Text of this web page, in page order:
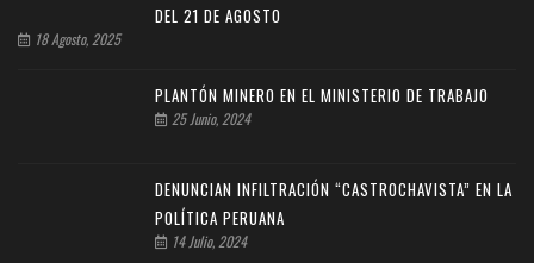
DEL 21 DE AGOSTO
18 Agosto, 2025
PLANTÓN MINERO EN EL MINISTERIO DE TRABAJO
25 Junio, 2024
DENUNCIAN INFILTRACIÓN “CASTROCHAVISTA” EN LA
POLÍTICA PERUANA
14 Julio, 2024